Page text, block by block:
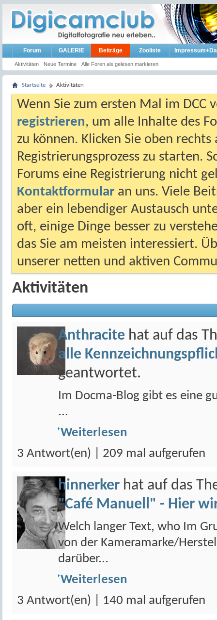
Forum GALERIE Beiträge
Aktivitäten Neue Termine Alle Foren als gelesen markieren
Zooliste
Startseite Aktivitäten
Wenn Sie zum ersten Mal im DCC
registrieren, um alle Inhalte des
zu können. Klicken Sie oben
Registrierungsprozess zu starten.
Forums eine Registrierung nicht
Kontaktformular an uns. Viele
aber ein lebendiger Austausch
oft, einige Dinge besser zu
das Sie am meisten interessiert.
unserer netten und aktiven
Aktivitäten
Anthracite hat auf das
alle
geantwortet.
Im Docma-Blog gibt es eine
...
Weiterlesen
3 Antwort(en) | 209 mal aufgerufen
hinnerker hat auf das
"Café Manuell" - Hier
Welch langer Text, who Im
von der Kameramarke/
darüber...
Weiterlesen
3 Antwort(en) | 140 mal aufgerufen